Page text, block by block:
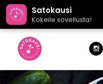
Satokausi
Kokeile sovellusta!